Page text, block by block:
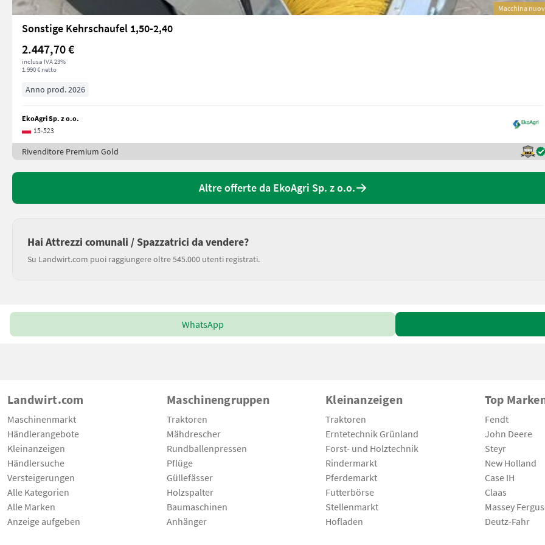
Macchina
Sonstige Kehrschaufel 1,50-2,40
2.447,70 €
inclusa IVA 23%
1.990 € netto
Anno prod. 2026
EkoAgri Sp. z o.o.
15-523
Rivenditore Premium Gold
Altre offerte da EkoAgri Sp. z o.o.
Hai Attrezzi comunali / Spazzatrici da vendere?
Su Landwirt.com puoi raggiungere oltre 545.000 utenti registrati.
WhatsApp
Landwirt.com
Maschinenmarkt
Händlerangebote
Kleinanzeigen
Händlersuche
Versteigerungen
Alle Kategorien
Alle Marken
Anzeige aufgeben
Maschinengruppen
Traktoren
Mähdrescher
Rundballenpressen
Pflüge
Güllefässer
Holzspalter
Baumaschinen
Anhänger
Kleinanzeigen
Traktoren
Erntetechnik Grünland
Forst- und Holztechnik
Rindermarkt
Pferdemarkt
Futterbörse
Stellenmarkt
Hofladen
Top
Fendt
John Deere
Steyr
New Holland
Case IH
Claas
Massey
Deutz-Fahr